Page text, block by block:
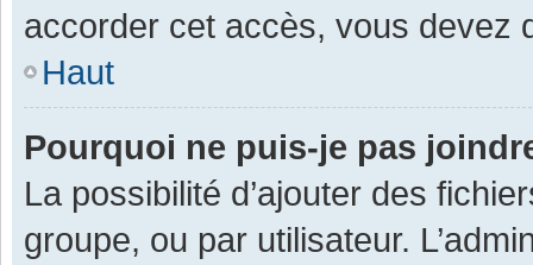
accorder cet accès, vous devez
Haut
Pourquoi ne puis-je pas
La possibilité d’ajouter des
groupe, ou par utilisateur.